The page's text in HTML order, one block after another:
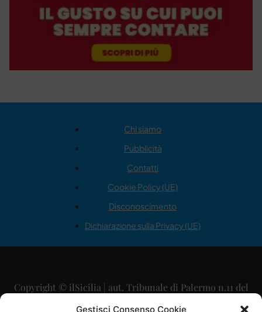
Gestisci Consenso Cookie
Chi siamo
Pubblicità
Contatti
Cookie Policy (UE)
Disconoscimento
Dichiarazione sulla Privacy (UE)
Copyright © ilSicilia | aut. Tribunale di Palermo n.11 del
29/09/2015